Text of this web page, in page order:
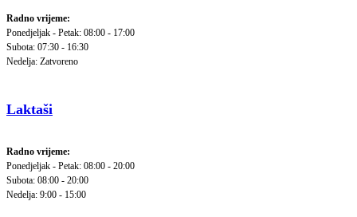
Radno vrijeme:
Ponedjeljak - Petak: 08:00 - 17:00
Subota: 07:30 - 16:30
Nedelja: Zatvoreno
Laktaši
Radno vrijeme:
Ponedjeljak - Petak: 08:00 - 20:00
Subota: 08:00 - 20:00
Nedelja: 9:00 - 15:00